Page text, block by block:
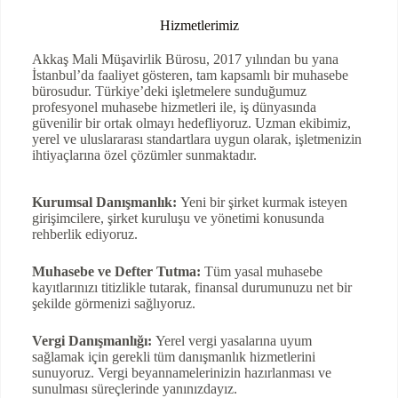
Hizmetlerimiz
Akkaş Mali Müşavirlik Bürosu, 2017 yılından bu yana
İstanbul’da faaliyet gösteren, tam kapsamlı bir muhasebe
bürosudur. Türkiye’deki işletmelere sunduğumuz
profesyonel muhasebe hizmetleri ile, iş dünyasında
güvenilir bir ortak olmayı hedefliyoruz. Uzman ekibimiz,
yerel ve uluslararası standartlara uygun olarak, işletmenizin
ihtiyaçlarına özel çözümler sunmaktadır.
Kurumsal Danışmanlık: Yeni bir şirket kurmak isteyen
girişimcilere, şirket kuruluşu ve yönetimi konusunda
rehberlik ediyoruz.
Muhasebe ve Defter Tutma: Tüm yasal muhasebe
kayıtlarınızı titizlikle tutarak, finansal durumunuzu net bir
şekilde görmenizi sağlıyoruz.
Vergi Danışmanlığı: Yerel vergi yasalarına uyum
sağlamak için gerekli tüm danışmanlık hizmetlerini
sunuyoruz. Vergi beyannamelerinizin hazırlanması ve
sunulması süreçlerinde yanınızdayız.